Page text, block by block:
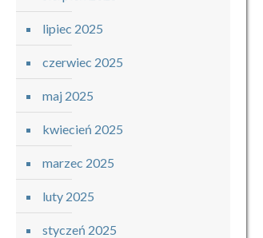
lipiec 2025
czerwiec 2025
maj 2025
kwiecień 2025
marzec 2025
luty 2025
styczeń 2025